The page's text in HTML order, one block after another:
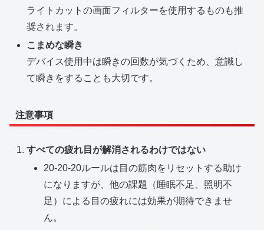
ライトカットの画面フィルターを使用するものも推
奨されます。
こまめな瞬き
デバイス使用中は瞬きの回数が気づくため、意識し
て瞬きをすることも大切です。
注意事項
すべての疲れ目が解消されるわけではない
20-20-20ルールは目の筋肉をリセットする助け
になりますが、他の課題（睡眠不足、照明不
足）による目の疲れには効果が期待できませ
ん。